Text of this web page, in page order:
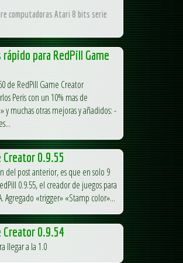
computadoras Atari 8 bits serie
para RedPill Game
de RedPill Game Creator
Peris con un 10% mas de
y muchas otras mejoras y añadidos: -
Creator 0.9.55
del post anterior, es que en solo 9
0.9.55, el creador de juegos para
Agregado «trigger» «Stamp color»...
Creator 0.9.54
llegar a la 1.0